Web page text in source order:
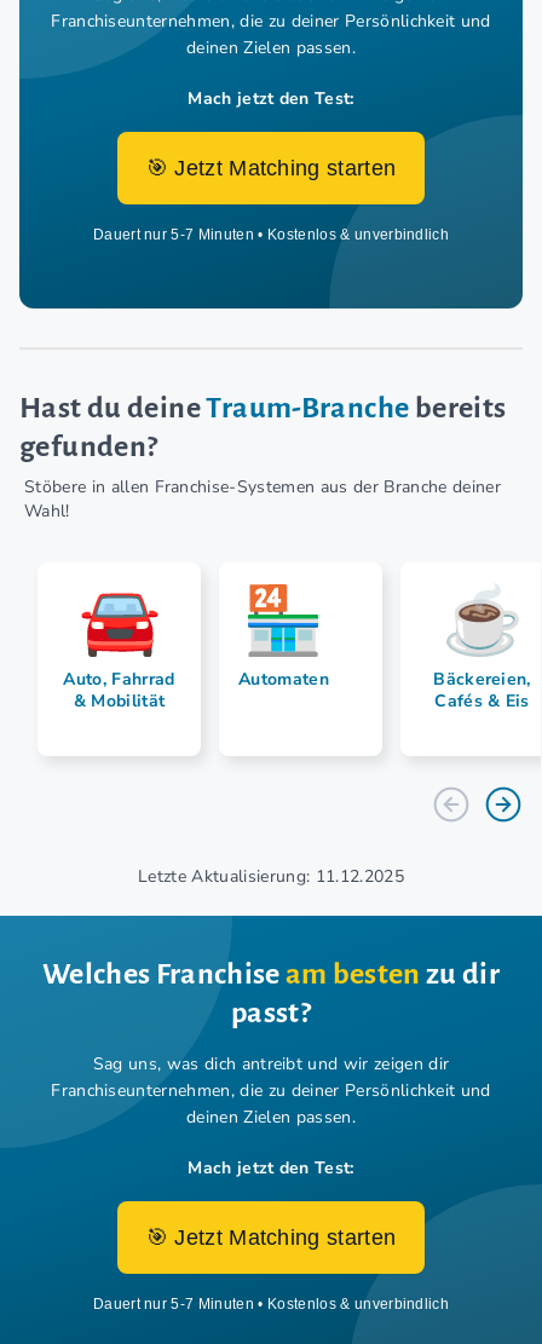
Franchiseunternehmen, die zu deiner Persönlichkeit und
deinen Zielen passen.
Mach jetzt den Test:
🎯 Jetzt Matching starten
Dauert nur 5-7 Minuten • Kostenlos & unverbindlich
Hast du deineTraum-Branche bereits
gefunden?
Stöbere in allen Franchise-Systemen aus der Branche deiner
Wahl!
Auto, Fahrrad
& Mobilität
Automaten
Bäckereien,
Cafés & Eis
Letzte Aktualisierung: 11.12.2025
Welches Franchiseam besten zu dir
passt?
Sag uns, was dich antreibt und wir zeigen dir
Franchiseunternehmen, die zu deiner Persönlichkeit und
deinen Zielen passen.
Mach jetzt den Test:
🎯 Jetzt Matching starten
Dauert nur 5-7 Minuten • Kostenlos & unverbindlich